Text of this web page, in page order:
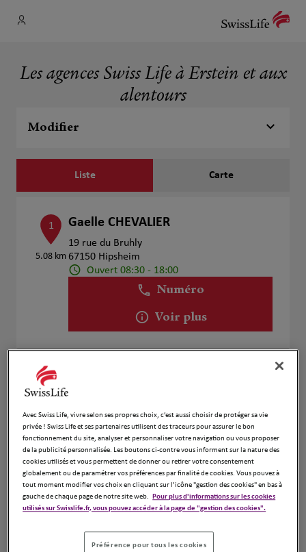
Les agences Swiss Life à Erstein et aux
alentours
Modifier
Liste Carte
1
5.08 km
Gaelle CHEVALIER
19 rue du Bruhly
67150 Hipsheim
Ouvert 08:30 - 18:00
Numéro
Voir plus
2
km
Ouvert 09:00 - 12:00 et 13:00 - 18:00
Numéro
Voir plus
3 Rue Des Cigognes
Avec Swiss Life, vivre selon ses propres choix, c’est aussi choisir de protéger sa vie
privée ! Swiss Life et ses partenaires utilisent des traceurs pour assurer le bon
fonctionnement du site, analyser et personnaliser votre navigation ou vous proposer
de la publicité personnalisée. Les boutons ci-contre vous informent sur la nature des
cookies utilisés et vous permettent de donner ou retirer votre consentement
globalement ou de paramétrer vos préférences par finalité de cookies. Vous pouvez à
tout moment modifier vos choix en cliquant sur l’icône "gestion des cookies" en bas à
gauche de chaque page de notre site web. Pour plus d'informations sur les cookies
utilisés sur Swisslife.fr, vous pouvez accéder à la page de "gestion des cookies".
Préférence pour tous les cookies